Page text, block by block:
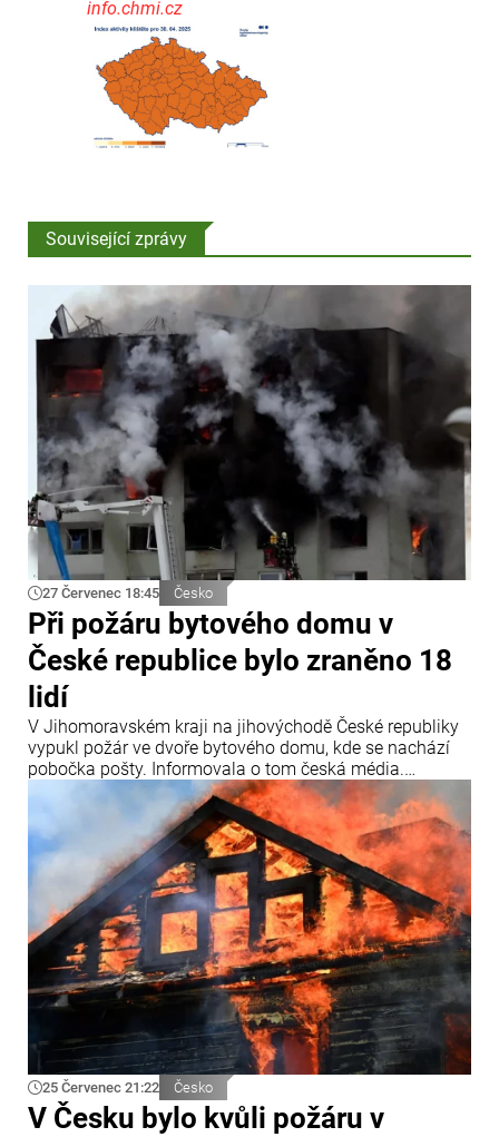
info.chmi.cz
Související zprávy
27 Červenec 18:45 Česko
Při požáru bytového domu v
České republice bylo zraněno 18
lidí
V Jihomoravském kraji na jihovýchodě České republiky
vypukl požár ve dvoře bytového domu, kde se nachází
pobočka pošty. Informovala o tom česká média.
„Záchranářům jsme předali přibližně 18 osob,
evakuováno však bylo ještě více lidí,“ uvedly záchranné
složky. Lidé se nadýchali zplodin hoření, a proto byli
všichni převezeni do nemocnice.
25 Červenec 21:22 Česko
V Česku bylo kvůli požáru v